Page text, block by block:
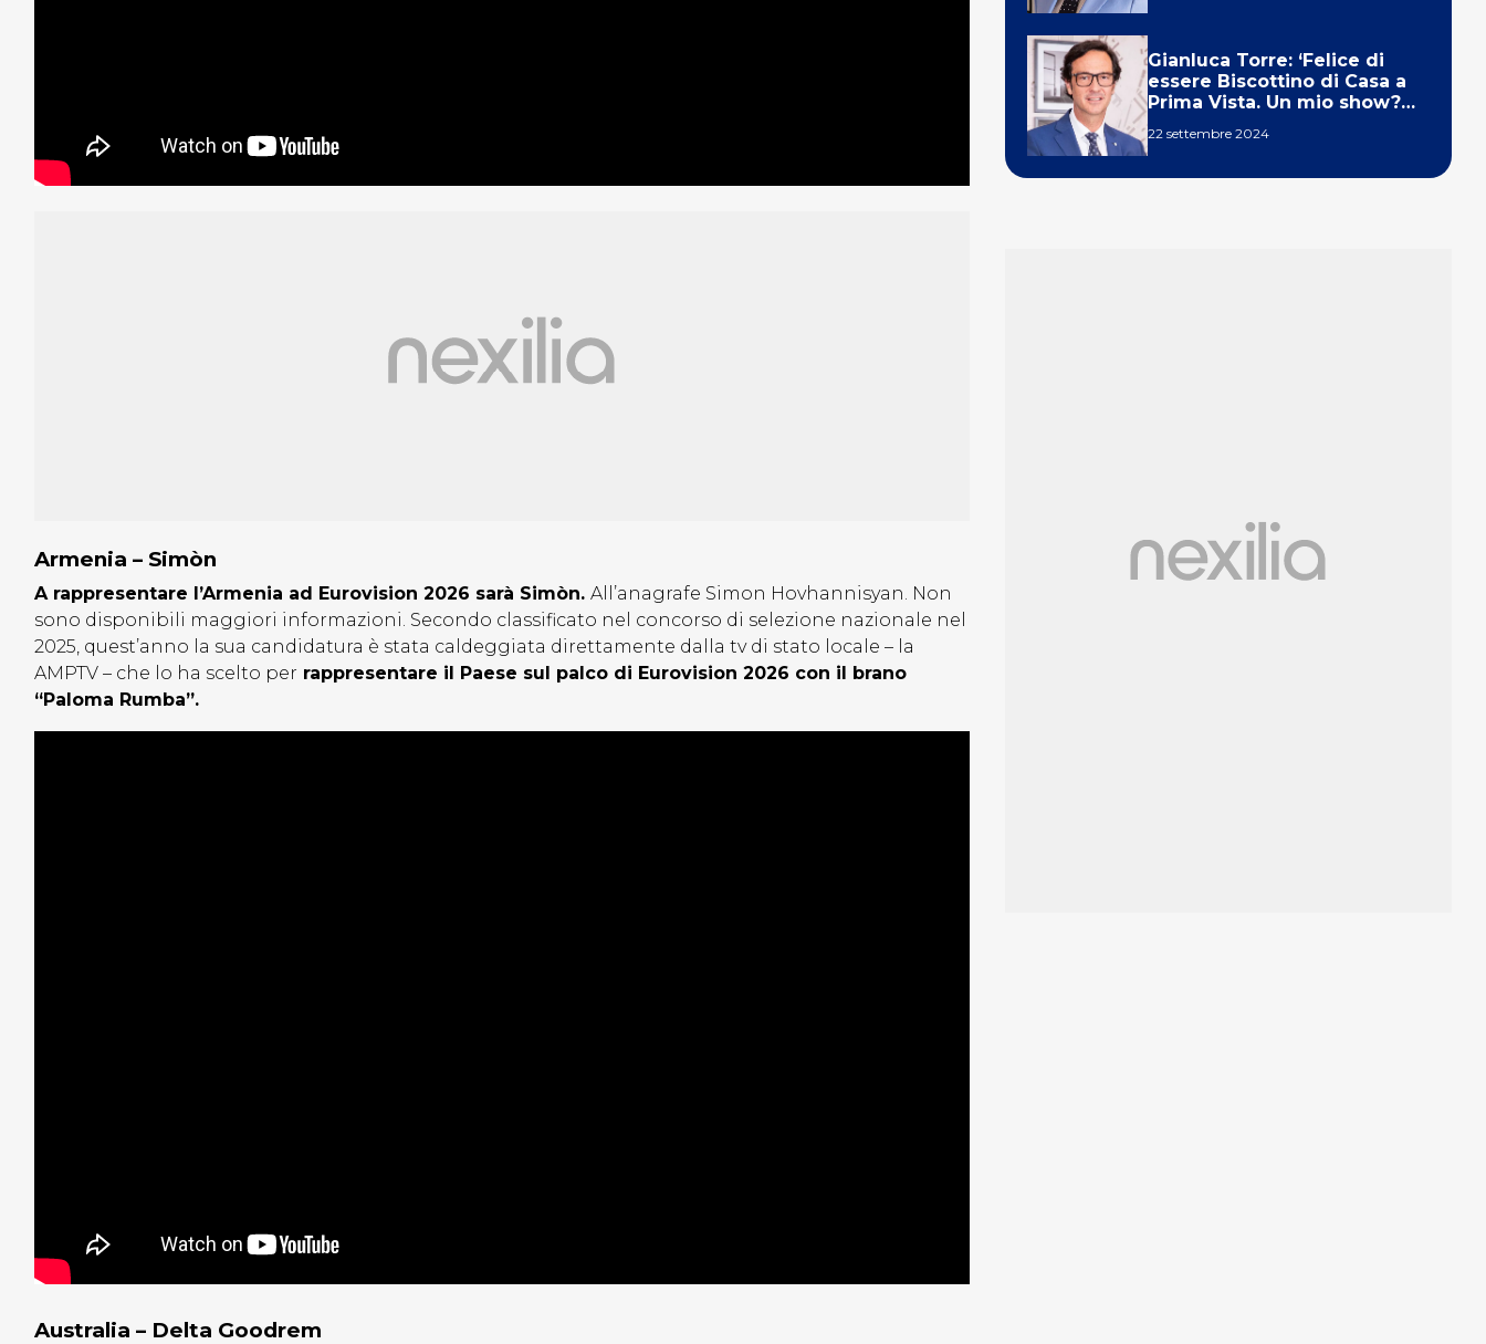
Armenia – Simòn
A rappresentare l’Armenia ad Eurovision 2026 sarà Simòn. All’anagrafe Simon Hovhannisyan. Non
sono disponibili maggiori informazioni. Secondo classificato nel concorso di selezione nazionale nel
2025, quest’anno la sua candidatura è stata caldeggiata direttamente dalla tv di stato locale – la
AMPTV – che lo ha scelto per rappresentare il Paese sul palco di Eurovision 2026 con il brano
“Paloma Rumba”.
Australia – Delta Goodrem
Gianluca Torre: ‘Felice di
essere Biscottino di Casa a
Prima Vista. Un mio show?
22 settembre 2024